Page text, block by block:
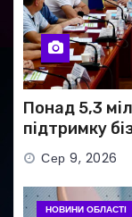
Понад 5,3
підтримку
Сер 9, 2026
НОВИНИ ОБЛАСТІ